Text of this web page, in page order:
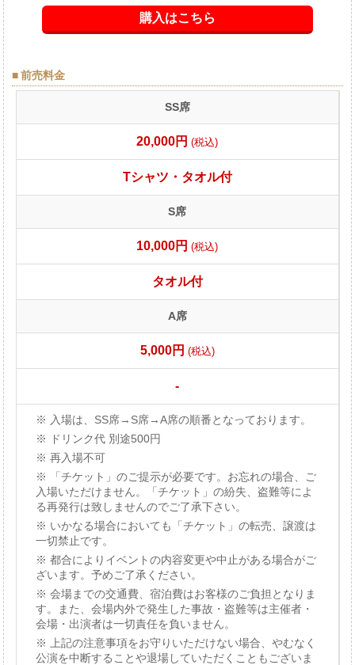
購入はこちら
前売料金
SS席
20,000円 (税込)
Tシャツ・タオル付
S席
10,000円 (税込)
タオル付
A席
5,000円 (税込)
-
入場は、SS席→S席→A席の順番となっております。
ドリンク代 別途500円
再入場不可
「チケット」のご提示が必要です。お忘れの場合、ご
入場いただけません。「チケット」の紛失、盗難等によ
る再発行は致しませんのでご了承下さい。
いかなる場合においても「チケット」の転売、譲渡は
一切禁止です。
都合によりイベントの内容変更や中止がある場合がご
ざいます。予めご了承ください。
会場までの交通費、宿泊費はお客様のご負担となりま
す。また、会場内外で発生した事故・盗難等は主催者・
会場・出演者は一切責任を負いません。
上記の注意事項をお守りいただけない場合、やむなく
公演を中断することや退場していただくこともございま